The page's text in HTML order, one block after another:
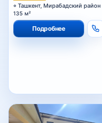
Ташкент, Мирабадский район
135 м²
Подробнее